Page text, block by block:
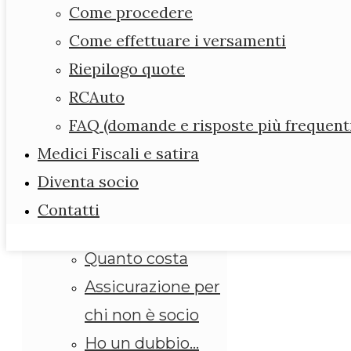
Come procedere
Come effettuare i versamenti
Riepilogo quote
RCAuto
FAQ (domande e risposte più
Medici Fiscali e satira
Diventa socio
Contatti
Forum
Diario dell’ ANMEFI
Assicurazione
Leggi e scarica i
modelli
Assicurazione
obbligatoria
ANMEFI per i suoi
Quanto costa
Assicurazione per
chi non è socio
Ho un dubbio…